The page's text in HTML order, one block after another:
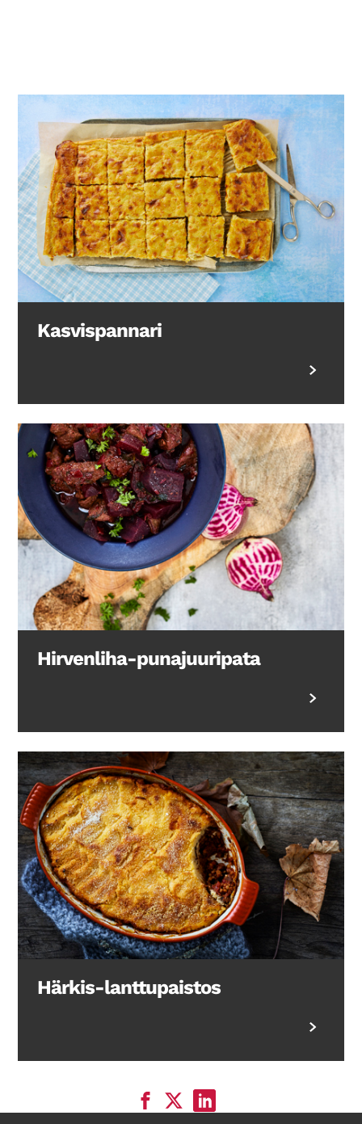
Search Diabetes Wellness Suomi
Kasvispannari
Hirvenliha-punajuuripata
Härkis-lanttupaistos